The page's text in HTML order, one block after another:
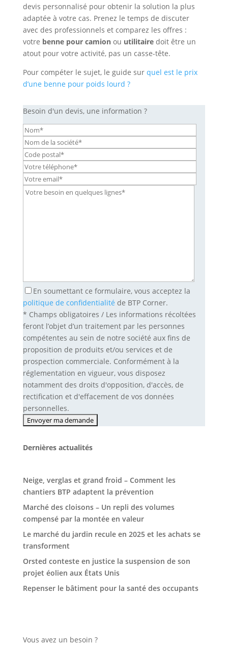
devis personnalisé pour obtenir la solution la plus
adaptée à votre cas. Prenez le temps de discuter
avec des professionnels et comparez les offres :
votre benne pour camionou utilitairedoit être un
atout pour votre activité, pas un casse-tête.
Pour compéter le sujet, le guide sur quel est le prix
d’une benne pour poids lourd ?
Besoin d'un devis, une information ?
En soumettant ce formulaire, vous acceptez la
politique de confidentialité de BTP Corner.
* Champs obligatoires / Les informations récoltées
feront l’objet d’un traitement par les personnes
compétentes au sein de notre société aux fins de
proposition de produits et/ou services et de
prospection commerciale. Conformément à la
réglementation en vigueur, vous disposez
notamment des droits d'opposition, d'accès, de
rectification et d'effacement de vos données
personnelles.
Dernières actualités
Neige, verglas et grand froid – Comment les
chantiers BTP adaptent la prévention
Marché des cloisons – Un repli des volumes
compensé par la montée en valeur
Le marché du jardin recule en 2025 et les achats se
transforment
Orsted conteste en justice la suspension de son
projet éolien aux États Unis
Repenser le bâtiment pour la santé des occupants
Vous avez un besoin ?